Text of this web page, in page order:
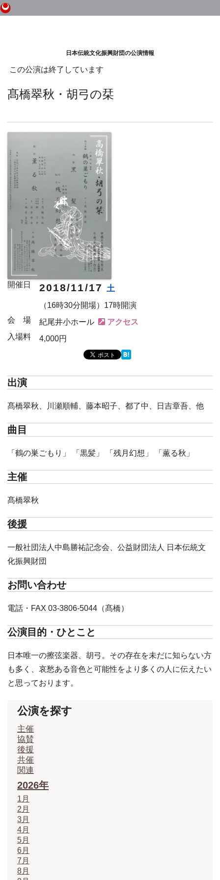
日本伝統文化振興財団の公演情報
この公演は終了しています
髙橋翠秋・胡弓の栞
開催日 2018/11/17 土
（16時30分開場）17時開演
会 場
紀尾井小ホール
入場料
4,000円
出演
髙橋翠秋、川瀬順輔、藤本昭子、都了中、日吉章吾、他
曲目
「鶴の巣ごもり」 「黒髪」 「残月幻想」 「薫る秋」
主催
髙橋翠秋
後援
一般社団法人中島勝祐記念会、公益財団法人 日本伝統文
化振興財団
お問い合わせ
電話・FAX 03-3806-5044（髙橋）
公演目的・ひとこと
日本唯一の擦弦楽器、胡弓。その存在を未だに知らない方
も多く、哀愁ある音色と可能性をより多くの人に伝えたい
と思っております。
公演を探す
主催
協賛
後援
共催
関連
2026年
1月
2月
3月
4月
5月
6月
7月
8月